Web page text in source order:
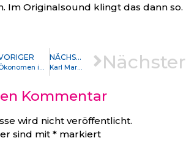
Im Originalsound klingt das dann so.
Ökonomen im Westen, Ökonomen im Osten und des Kaisers neue Kleider
NÄCHSTER
Karl Marx und die Querdenker: Ist die herrschende Meinung die Meinung der Herrschenden? Nächster
Kommentar
wird nicht veröffentlicht.
sind mit * markiert